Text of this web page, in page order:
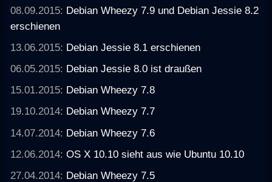
08.09.2015: Debian Wheezy 7.9 und Debian Jessie 8.2
erschienen
13.06.2015: Debian Jessie 8.1 erschienen
06.05.2015: Debian Jessie 8.0 ist draußen
15.01.2015: Debian Wheezy 7.8
19.10.2014: Debian Wheezy 7.7
14.07.2014: Debian Wheezy 7.6
12.06.2014:OS X 10.10 sieht aus wie Ubuntu 10.10
27.04.2014: Debian Wheezy 7.5